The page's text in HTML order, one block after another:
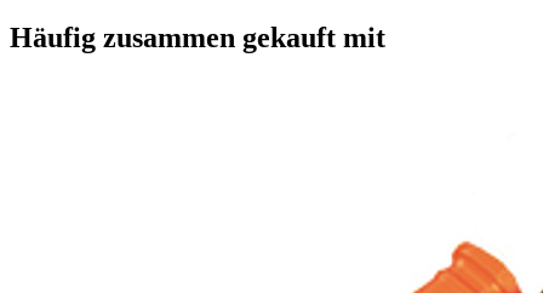
Häufig zusammen gekauft mit